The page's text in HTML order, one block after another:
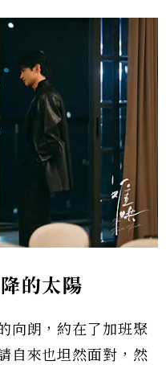
的太陽
向朗，約在了加班聚
自來也坦然面對，然